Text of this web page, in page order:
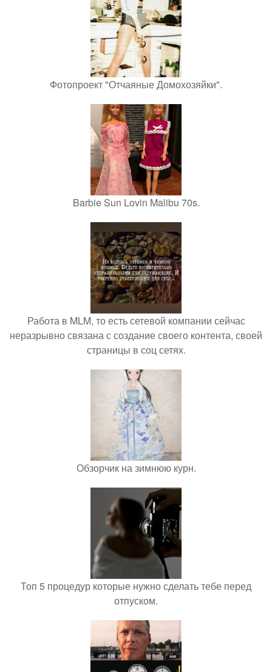
Фотопроект "Отчаяные Домохозяйки".
Barbie Sun Lovin Malibu 70s.
Работа в MLM, то есть сетевой компании сейчас
неразрывно связана с создание своего контента, своей
страницы в соц сетях.
Обзорчик на зимнюю курн.
Топ 5 процедур которые нужно сделать тебе перед
отпуском.